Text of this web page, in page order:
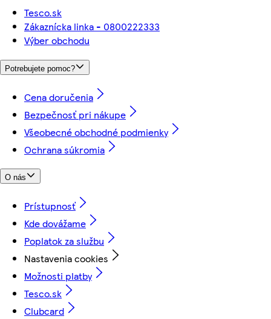
Tesco.sk
Zákaznícka linka - 0800222333
Výber obchodu
Potrebujete pomoc?
Cena doručenia
Bezpečnosť pri nákupe
Všeobecné obchodné podmienky
Ochrana súkromia
O nás
Prístupnosť
Kde dovážame
Poplatok za službu
Nastavenia cookies
Možnosti platby
Tesco.sk
Clubcard